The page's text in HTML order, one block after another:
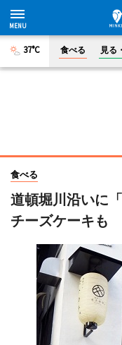
37°C 食べる 見る
食べる
道頓堀川沿いに
チーズケーキも